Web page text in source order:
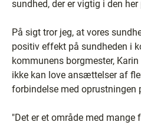
sundhed, der er vigtig i den
På sigt tror jeg, at vores
positiv effekt på sundheden i
kommunens borgmester,
ikke kan love ansættelser af
forbindelse med oprustningen
"Det er et område med mange